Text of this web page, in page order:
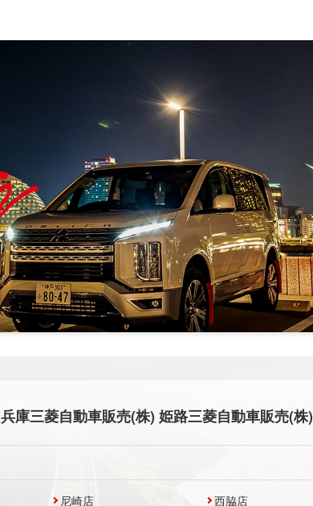
兵庫三菱自動車販売(株) 姫路三菱自動車販売(株)
尼崎店 西脇店